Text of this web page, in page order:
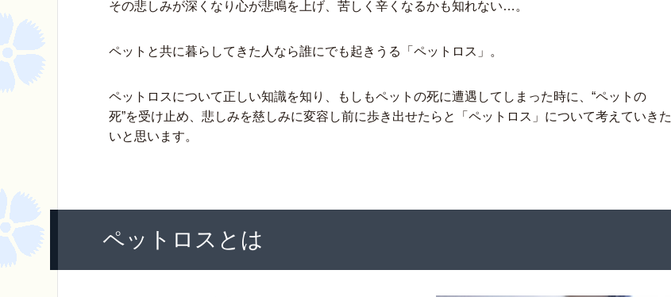
k
その悲しみが深くなり心が悲鳴を上げ、苦しく辛くなるかも知れない…。
ペットと共に暮らしてきた人なら誰にでも起きうる「ペットロス」。
ペットロスについて正しい知識を知り、もしもペットの死に遭遇してしまった時に、“ペットの
死”を受け止め、悲しみを慈しみに変容し前に歩き出せたらと「ペットロス」について考えていきた
いと思います。
ペットロスとは